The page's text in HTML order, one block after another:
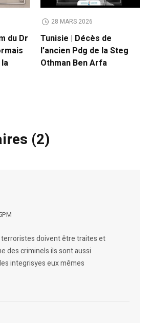
du Dr
28 MARS 2026
Tunisie | Décès de
l’ancien Pdg de la Steg
Othman Ben Arfa
(2)
doivent être traites et
des criminels ils sont aussi
integrisyes eux mêmes